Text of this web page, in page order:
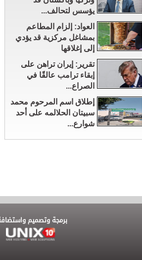
يؤسس لتحالف...
العواد: إلزام المطاعم
بمشاغل مركزية قد يؤدي
إلى إغلاقها
تقرير: إيران تراهن على
إبقاء ترامب عالقًا في
الصراع...
إطلاق اسم المرحوم محمد
سبيتان الحلالمه على أحد
شوارع...
برمجة وتصميم